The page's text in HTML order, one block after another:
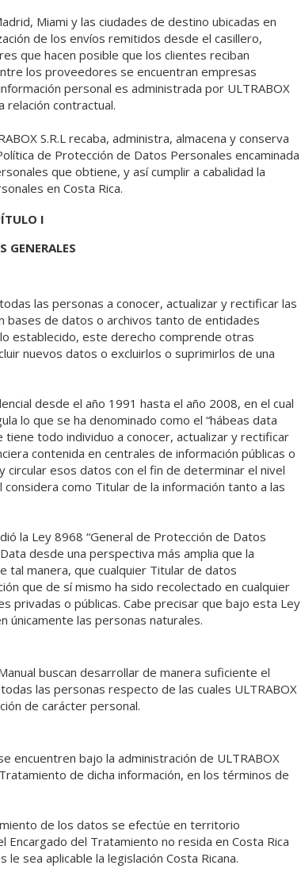
Miami y las ciudades de destino ubicadas en
de los envíos remitidos desde el casillero,
que hacen posible que los clientes reciban
los proveedores se encuentran empresas
personal es administrada por ULTRABOX
relación contractual.
S.R.L recaba, administra, almacena y conserva
de Protección de Datos Personales encaminada
que obtiene, y así cumplir a cabalidad la
en Costa Rica.
I
GENERALES
las personas a conocer, actualizar y rectificar las
bases de datos o archivos tanto de entidades
establecido, este derecho comprende otras
nuevos datos o excluirlos o suprimirlos de una
desde el año 1991 hasta el año 2008, en el cual
lo que se ha denominado como el “hábeas data
todo individuo a conocer, actualizar y rectificar
contenida en centrales de información públicas o
esos datos con el fin de determinar el nivel
como Titular de la información tanto a las
la Ley 8968 “General de Protección de Datos
desde una perspectiva más amplia que la
tal manera, que cualquier Titular de datos
que de sí mismo ha sido recolectado en cualquier
privadas o públicas. Cabe precisar que bajo esta Ley
únicamente las personas naturales.
buscan desarrollar de manera suficiente el
las personas respecto de las cuales ULTRABOX
de carácter personal.
encuentren bajo la administración de ULTRABOX
de dicha información, en los términos de
de los datos se efectúe en territorio
Encargado del Tratamiento no resida en Costa Rica
sea aplicable la legislación Costa Ricana.